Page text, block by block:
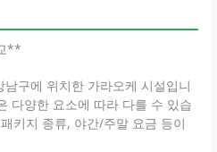
**
구에 위치한 가라오케 시설입니
다양한 요소에 따라 다를 수 있습
키지 종류, 야간/주말 요금 등이